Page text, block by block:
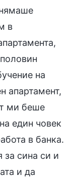
в
на
апартамент,
ми беше
един човек
в банка.
за сина си и
и да